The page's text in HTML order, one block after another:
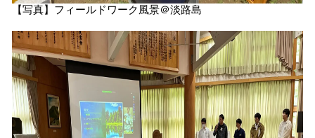
【写真】フィールドワーク風景＠淡路島